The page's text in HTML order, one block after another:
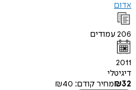
אדום
206עמודים
2011
דיגיטלי
₪32 מחיר קודם: ₪40